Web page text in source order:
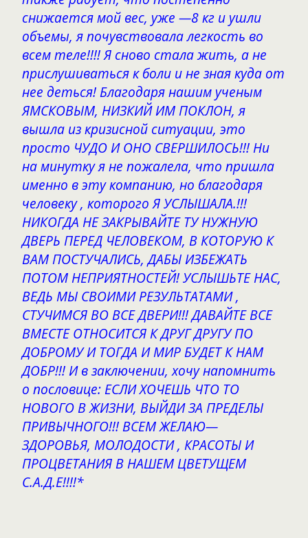
снижается мой вес, уже —8 кг и ушли
объемы, я почувствовала легкость во
всем теле!!!! Я сново стала жить, а не
прислушиваться к боли и не зная куда от
нее деться! Благодаря нашим ученым
ЯМСКОВЫМ, НИЗКИЙ ИМ ПОКЛОН, я
вышла из кризисной ситуации, это
просто ЧУДО И ОНО СВЕРШИЛОСЬ!!! Ни
на минутку я не пожалела, что пришла
именно в эту компанию, но благодаря
человеку , которого Я УСЛЫШАЛА.!!!
НИКОГДА НЕ ЗАКРЫВАЙТЕ ТУ НУЖНУЮ
ДВЕРЬ ПЕРЕД ЧЕЛОВЕКОМ, В КОТОРУЮ К
ВАМ ПОСТУЧАЛИСЬ, ДАБЫ ИЗБЕЖАТЬ
ПОТОМ НЕПРИЯТНОСТЕЙ! УСЛЫШЬТЕ НАС,
ВЕДЬ МЫ СВОИМИ РЕЗУЛЬТАТАМИ ,
СТУЧИМСЯ ВО ВСЕ ДВЕРИ!!! ДАВАЙТЕ ВСЕ
ВМЕСТЕ ОТНОСИТСЯ К ДРУГ ДРУГУ ПО
ДОБРОМУ И ТОГДА И МИР БУДЕТ К НАМ
ДОБР!!! И в заключении, хочу напомнить
о пословице: ЕСЛИ ХОЧЕШЬ ЧТО ТО
НОВОГО В ЖИЗНИ, ВЫЙДИ ЗА ПРЕДЕЛЫ
ПРИВЫЧНОГО!!! ВСЕМ ЖЕЛАЮ—
ЗДОРОВЬЯ, МОЛОДОСТИ , КРАСОТЫ И
ПРОЦВЕТАНИЯ В НАШЕМ ЦВЕТУЩЕМ
С.А.Д.Е!!!!*